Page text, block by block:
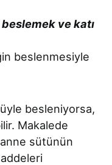
ve katı
beslenmesiyle
besleniyorsa,
Makalede
sütünün